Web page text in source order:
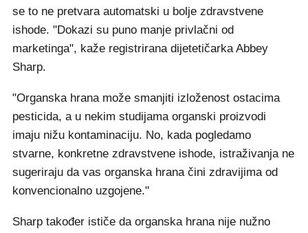
se to ne pretvara automatski u bolje zdravstvene
ishode. "Dokazi su puno manje privlačni od
marketinga", kaže registrirana dijetetičarka Abbey
Sharp.
"Organska hrana može smanjiti izloženost ostacima
pesticida, a u nekim studijama organski proizvodi
imaju nižu kontaminaciju. No, kada pogledamo
stvarne, konkretne zdravstvene ishode, istraživanja ne
sugeriraju da vas organska hrana čini zdravijima od
konvencionalno uzgojene."
Sharp također ističe da organska hrana nije nužno